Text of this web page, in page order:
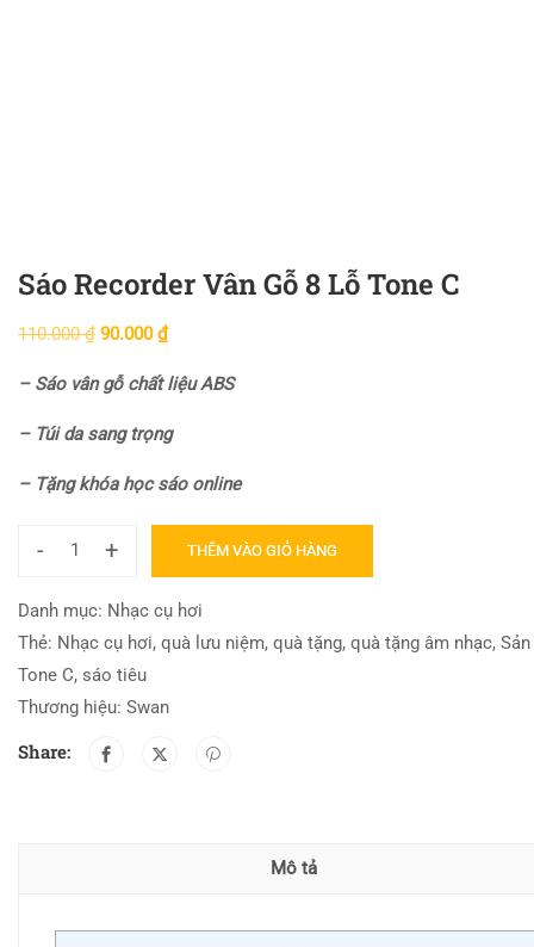
Sáo Recorder Vân Gỗ 8 Lỗ Tone C
110.000₫ 90.000₫
– Sáo vân gỗ chất liệu ABS
– Túi da sang trọng
– Tặng khóa học sáo online
- + THÊM VÀO GIỎ HÀNG
Danh mục: Nhạc cụ hơi
Thẻ: Nhạc cụ hơi, quà lưu niệm, quà tặng, quà tặng âm nhạc,
Tone C, sáo tiêu
Thương hiệu: Swan
Share:
Mô tả